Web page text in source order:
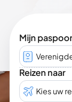
Mijn
Reizen naar
Kies uw